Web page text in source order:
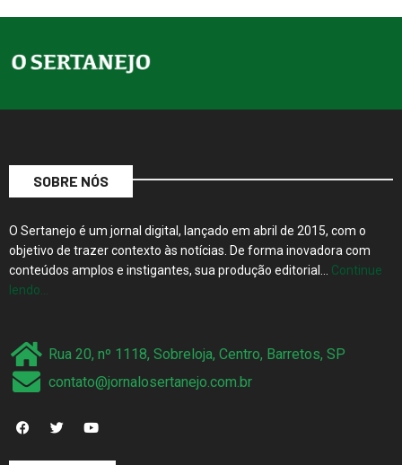
SOBRE NÓS
O Sertanejo é um jornal digital, lançado em abril de 2015, com o
objetivo de trazer contexto às notícias. De forma inovadora com
conteúdos amplos e instigantes, sua produção editorial… Continue
lendo…
Rua 20, nº 1118, Sobreloja, Centro, Barretos, SP
contato@jornalosertanejo.com.br